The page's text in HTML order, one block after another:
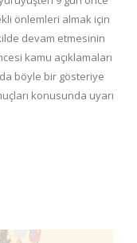
önlemleri almak için
devam etmesinin
kamu açıklamaları
böyle bir gösteriye
konusunda uyarı